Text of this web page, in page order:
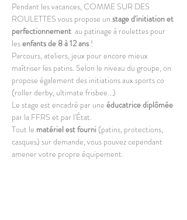
Pendant les vacances, COMME SUR DES
ROULETTES vous propose un stage d'initiation et
perfectionnement au patinage à roulettes pour
les enfants de 8 à 12 ans !
Parcours, ateliers, jeux pour encore mieux
maîtriser les patins. Selon le niveau du groupe, on
propose également des initiations aux sports co
(roller derby, ultimate frisbee...)
Le stage est encadré par une éducatrice diplômée
par la FFRS et par l'État.
Tout le matériel est fourni (patins, protections,
casques) sur demande, vous pouvez cependant
amener votre propre équipement.